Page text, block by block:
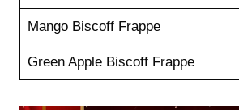
Mango Biscoff Frappe
Green Apple Biscoff Frappe